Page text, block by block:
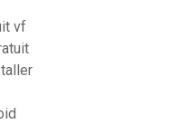
vf